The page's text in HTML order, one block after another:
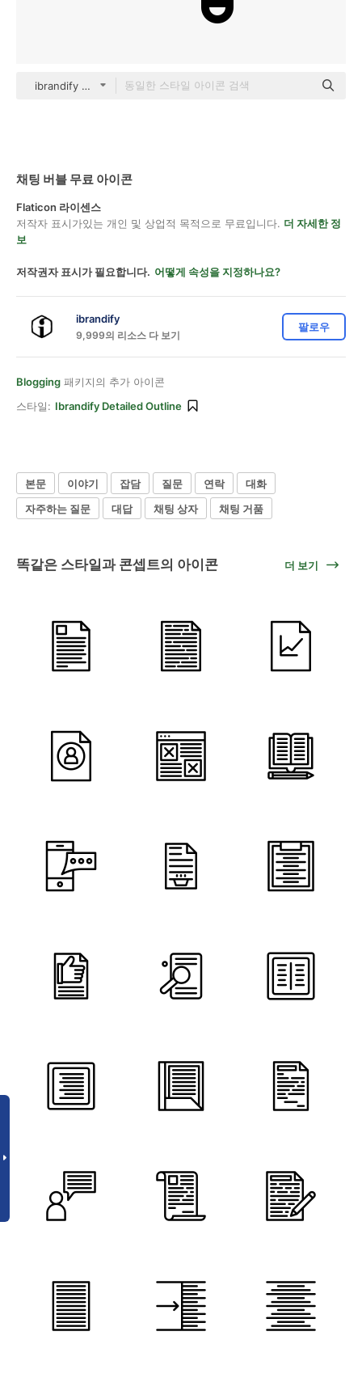
ibrandify Detailed Outline
채팅 버블 무료 아이콘
Flaticon 라이센스
저작자 표시가있는 개인 및 상업적 목적으로 무료입니다. 더 자세한 정
보
저작권자 표시가 필요합니다. 어떻게 속성을 지정하나요?
ibrandify
9,999의 리소스 다 보기
팔로우
Blogging 패키지의 추가 아이콘
스타일: Ibrandify Detailed Outline
본문 이야기 잡담 질문 연락
대화
자주하는 질문
대답 채팅 상자 채팅 거품
똑같은 스타일과 콘셉트의 아이콘 더 보기